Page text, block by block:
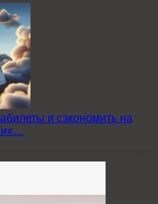
и сэкономить на